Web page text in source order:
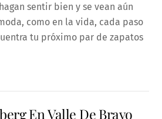
sentir bien y se vean aún
como en la vida, cada paso
tu próximo par de zapatos
En Valle De Bravo